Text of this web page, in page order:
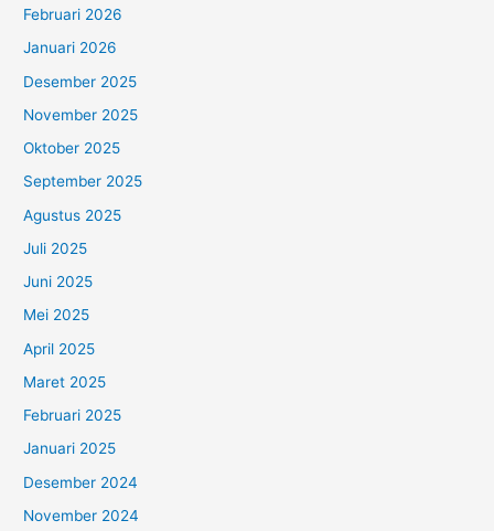
Februari 2026
Januari 2026
Desember 2025
November 2025
Oktober 2025
September 2025
Agustus 2025
Juli 2025
Juni 2025
Mei 2025
April 2025
Maret 2025
Februari 2025
Januari 2025
Desember 2024
November 2024